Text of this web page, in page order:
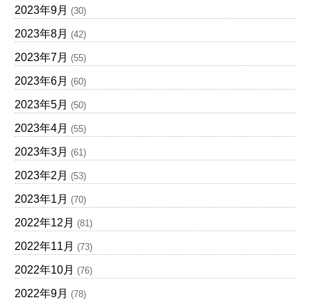
2023年9月 (30)
2023年8月 (42)
2023年7月 (55)
2023年6月 (60)
2023年5月 (50)
2023年4月 (55)
2023年3月 (61)
2023年2月 (53)
2023年1月 (70)
2022年12月 (81)
2022年11月 (73)
2022年10月 (76)
2022年9月 (78)